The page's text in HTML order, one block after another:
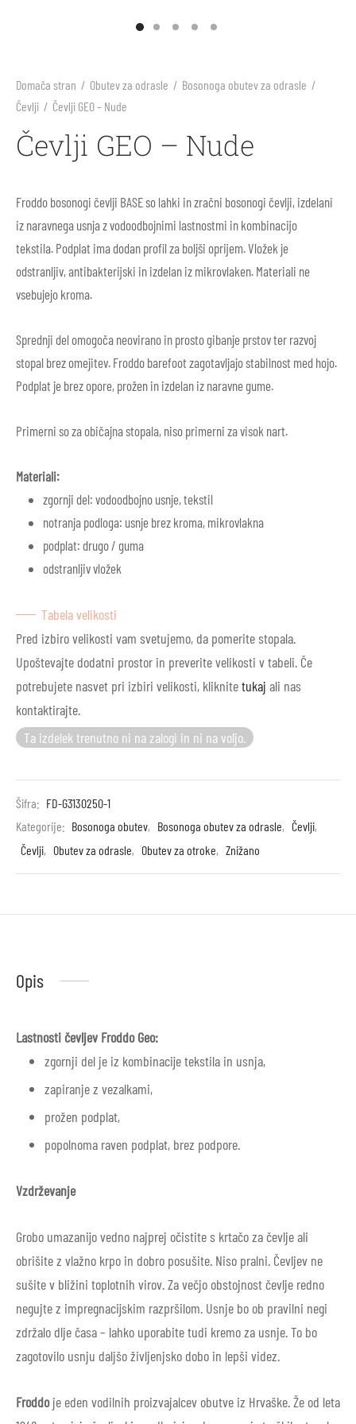
Domača stran / Obutev za odrasle / Bosonoga obutev za odrasle /
Čevlji / Čevlji GEO – Nude
Čevlji GEO – Nude
Froddo bosonogi čevlji BASE so lahki in zračni bosonogi čevlji, izdelani
iz naravnega usnja z vodoodbojnimi lastnostmi in kombinacijo
tekstila. Podplat ima dodan profil za boljši oprijem. Vložek je
odstranljiv, antibakterijski in izdelan iz mikrovlaken. Materiali ne
vsebujejo kroma.
Sprednji del omogoča neovirano in prosto gibanje prstov ter razvoj
stopal brez omejitev. Froddo barefoot zagotavljajo stabilnost med hojo.
Podplat je brez opore, prožen in izdelan iz naravne gume.
Primerni so za običajna stopala, niso primerni za visok nart.
Materiali:
zgornji del: vodoodbojno usnje, tekstil
notranja podloga: usnje brez kroma, mikrovlakna
podplat: drugo / guma
odstranljiv vložek
Tabela velikosti
Pred izbiro velikosti vam svetujemo, da pomerite stopala.
Upoštevajte dodatni prostor in preverite velikosti v tabeli. Če
potrebujete nasvet pri izbiri velikosti, kliknitetukaj ali nas
kontaktirajte.
Ta izdelek trenutno ni na zalogi in ni na voljo.
Šifra: FD-G3130250-1
Kategorije: Bosonoga obutev, Bosonoga obutev za odrasle, Čevlji,
Čevlji, Obutev za odrasle, Obutev za otroke, Znižano
Opis
Lastnosti čevljev Froddo Geo:
zgornji del je iz kombinacije tekstila in usnja,
zapiranje z vezalkami,
prožen podplat,
popolnoma raven podplat, brez podpore.
Vzdrževanje
Grobo umazanijo vedno najprej očistite s krtačo za čevlje ali
obrišite z vlažno krpo in dobro posušite. Niso pralni. Čevljev ne
sušite v bližini toplotnih virov. Za večjo obstojnost čevlje redno
negujte z impregnacijskim razpršilom. Usnje bo ob pravilni negi
zdržalo dlje časa – lahko uporabite tudi kremo za usnje. To bo
zagotovilo usnju daljšo življenjsko dobo in lepši videz.
Froddoje eden vodilnih proizvajalcev obutve iz Hrvaške. Že od leta
škornji
za prve korake
in nega čevljev
škornji
škornji
za odrasle
telovadnica
figure Holztiger
igrače Grimm’s
igrače Grapat
punčke